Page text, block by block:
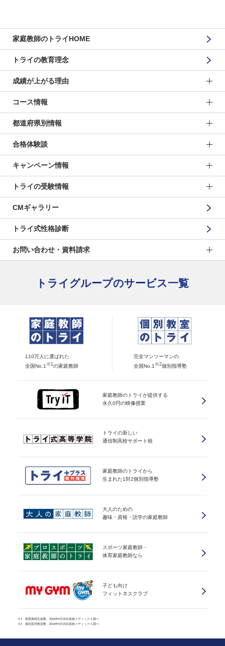
家庭教師のトライHOME
トライの教育理念
成績が上がる理由
コース情報
都道府県別情報
合格体験談
キャンペーン情報
トライの受験情報
CMギャラリー
トライ式性格診断
お問い合わせ・資料請求
トライグループのサービス一覧
110万人に選ばれた
全国No.1 ※1 の家庭教師
完全マンツーマンの
全国No.1 ※2個別指導塾
家庭教師のトライが提供する
永久0円の映像授業
トライの新しい
通信制高校サポート校
家庭教師のトライから
生まれた1対2個別指導塾
大人のための
趣味・資格・語学の家庭教師
スポーツ家庭教師・
体育家庭教師なら
子ども向け
フィットネスクラブ
※1 家庭教師生徒数、2016年5月20日産經メディックス調べ
※2 個別直営教室数、2016年5月20日産經メディックス調べ